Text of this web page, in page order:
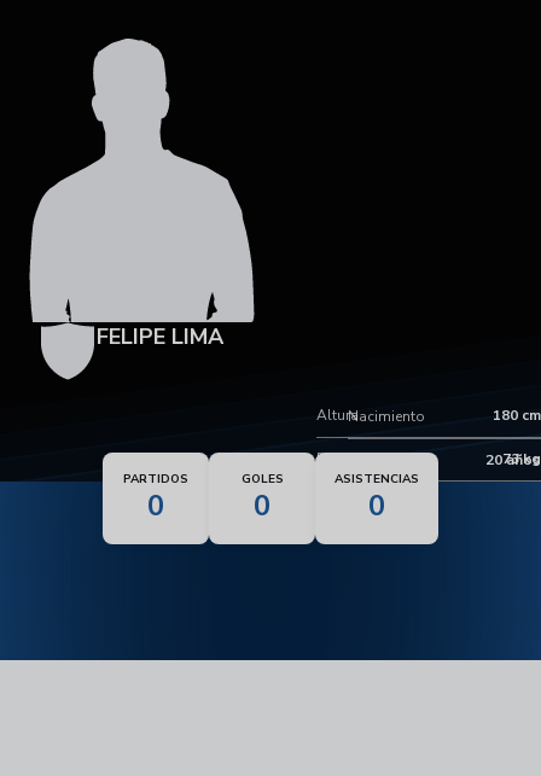
FELIPE LIMA
Altura 180 cm
Peso 73 kg
Nacimiento
Edad 20 años
PARTIDOS
0
GOLES
0
ASISTENCIAS
0